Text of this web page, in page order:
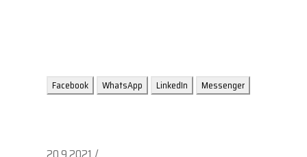
Facebook WhatsApp LinkedIn Messenger